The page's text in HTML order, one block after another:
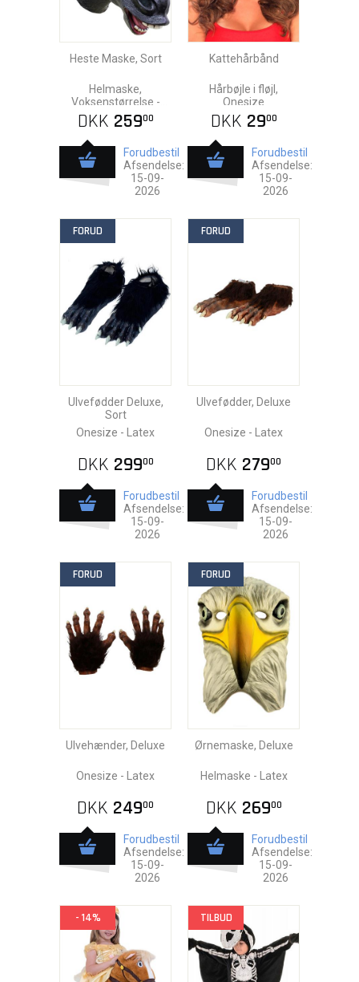
Heste Maske, Sort
Helmaske,
Voksenstørrelse -
Latex
DKK 25900
Forudbestil
Afsendelse:
15-09-
2026
Kattehårbånd
Hårbøjle i fløjl,
Onesize
DKK 2900
Forudbestil
Afsendelse:
15-09-
2026
FORUD
Ulvefødder Deluxe,
Sort
Onesize - Latex
DKK 29900
Forudbestil
Afsendelse:
15-09-
2026
FORUD
Ulvefødder, Deluxe
Onesize - Latex
DKK 27900
Forudbestil
Afsendelse:
15-09-
2026
FORUD
Ulvehænder, Deluxe
Onesize - Latex
DKK 24900
Forudbestil
Afsendelse:
15-09-
2026
FORUD
Ørnemaske, Deluxe
Helmaske - Latex
DKK 26900
Forudbestil
Afsendelse:
15-09-
2026
- 14% TILBUD